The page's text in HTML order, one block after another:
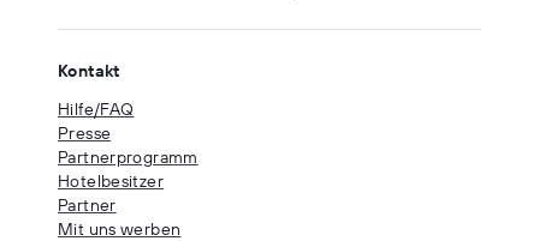
Kontakt
Hilfe/FAQ
Presse
Partnerprogramm
Hotelbesitzer
Partner
Mit uns werben